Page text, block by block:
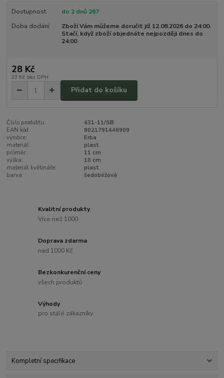
Dostupnost
do 2 dnů 267
Doba dodání
Zboží Vám můžeme doručit již 12.08.2026 do 24:00.
Stačí, když zboží objednáte nejpozději dnes do
24:00
28 Kč
23 Kč bez DPH
Přidat do košíku
Číslo produktu:
431-11/SB
EAN kód:
8021791446909
výrobce:
Erba
materiál:
plast
průměr:
11 cm
výška:
10 cm
materiál květináče:
plast
barva:
šedobéžová
Kvalitní produkty
Více než 1000
Doprava zdarma
nad 1000 Kč
Bezkonkurenční ceny
všech produktů
Výhody
pro stálé zákazníky
Kompletní specifikace